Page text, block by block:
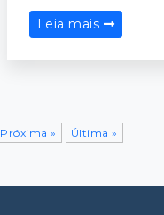
Leia mais
Próxima » Última »